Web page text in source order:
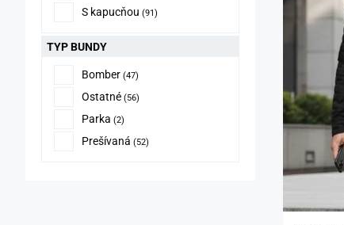
S kapucňou (91)
TYP BUNDY
Bomber (47)
Ostatné (56)
Parka (2)
Prešívaná (52)